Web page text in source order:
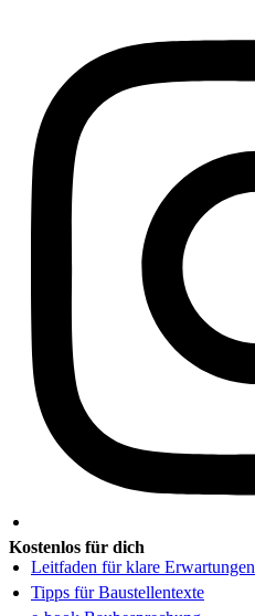
Kostenlos für dich
Leitfaden für klare Erwartungen
Tipps für Baustellentexte